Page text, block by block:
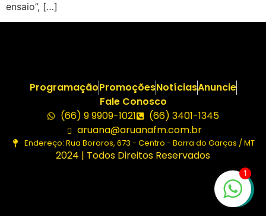
ensaio”, […]
ProgramaçãoPromoçõesNotíciasAnuncie
Fale Conosco
(66) 9 9909-1021
(66) 3401-1345
aruana@aruanafm.com.br
Endereço: Rua Bororos, 673 - Centro - Barra do Garças / MT
2024 | Todos Direitos Reservados
1